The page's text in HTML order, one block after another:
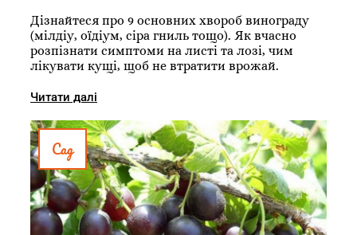
Дізнайтеся про 9 основних хвороб винограду
(мілдіу, оїдіум, сіра гниль тощо). Як вчасно
розпізнати симптоми на листі та лозі, чим
лікувати кущі, щоб не втратити врожай.
Читати далі
Сад